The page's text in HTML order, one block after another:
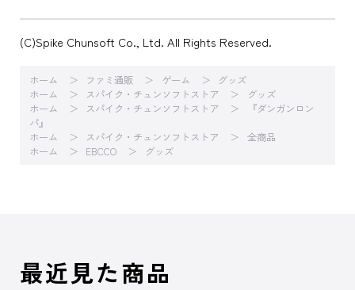
(C)Spike Chunsoft Co., Ltd. All Rights Reserved.
ホーム ファミ通販 ゲーム
グッズ
ホーム
スパイク・チュンソフトストア
グッズ
ホーム
スパイク・チュンソフトストア
『ダンガンロン
パ』
ホーム
スパイク・チュンソフトストア
全商品
ホーム
EBCCO グッズ
最近見た商品